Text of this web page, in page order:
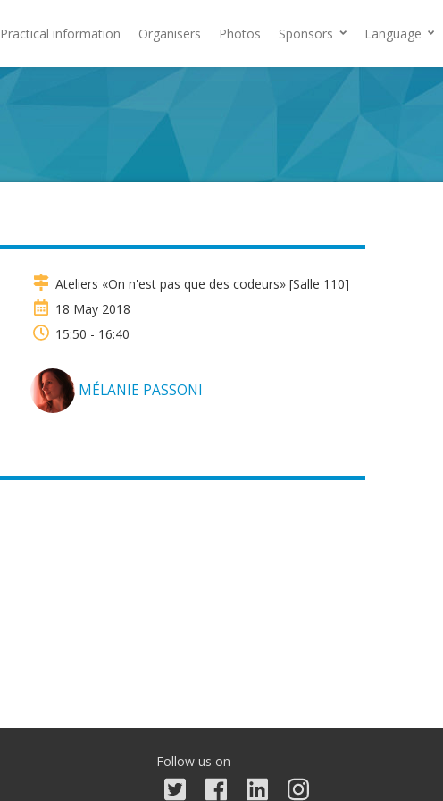
Practical information Organisers Photos Sponsors Language
Ateliers «On n'est pas que des codeurs» [Salle 110]
18 May 2018
15:50 - 16:40
MÉLANIE PASSONI
Follow us on